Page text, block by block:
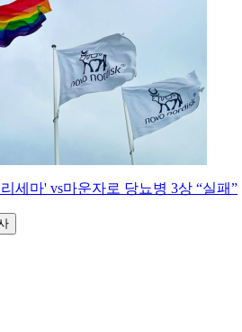
세마' vs마운자로 당뇨병 3상 “실패”